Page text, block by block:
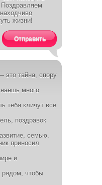
жизни!
Отправить
это тайна, спору
много
тебя кличут все
поздравок
семью.
приносил
и
рядом, чтобы